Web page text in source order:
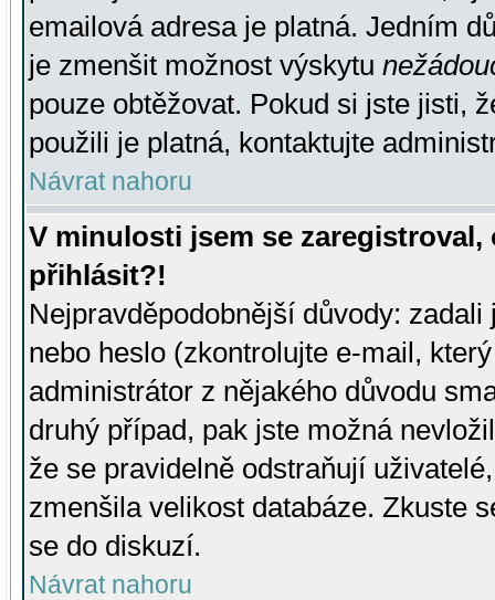
emailová adresa je platná. Jedním
je zmenšit možnost výskytu
pouze obtěžovat. Pokud si jste jisti,
použili je platná, kontaktujte
Návrat nahoru
V minulosti jsem se
přihlásit?!
Nejpravděpodobnější důvody:
nebo heslo (zkontrolujte e-mail,
administrátor z nějakého důvodu
druhý případ, pak jste možná
že se pravidelně odstraňují
zmenšila velikost databáze. Zkuste
se do diskuzí.
Návrat nahoru